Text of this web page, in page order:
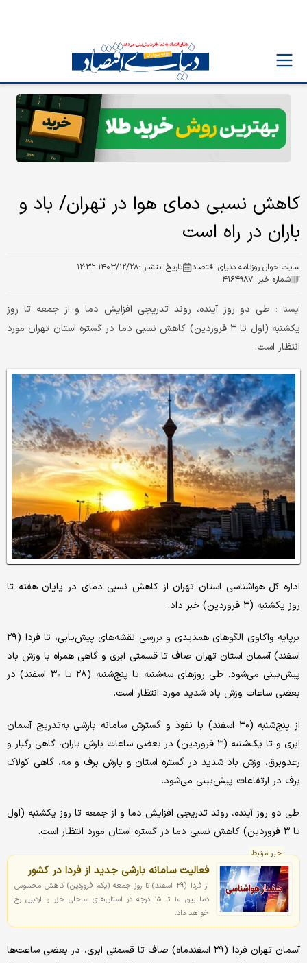
کاهش نسبی دمای هوا در تهران/ باد و
باران در راه است
سایت خوان روزنامه دنیای اقتصاد تاریخ انتشار :۱۴۰۳/۱۲/۲۸ ۱۲:۳۲
شماره خبر :۴۱۶۴۹۸۷
ایسنا : طی دو روز آینده، روند تدریجی افزایش دما و از جمعه تا روز
یکشنبه (اول تا ۳ فروردین) کاهش نسبی دما در گستره استان تهران مورد
انتظار است.
اداره کل هواشناسی استان تهران از کاهش نسبی دمای در پایان هفته تا
روز یکشنبه (۳ فروردین) خبر داد.
برپایه واکاوی الگوهای همدیدی و بررسی نقشه‌های پیش‌یابی، تا فردا (۲۹
اسفند) آسمان استان تهران صاف تا قسمتی ابری و گاهی همراه با وزش باد
پیش‌بینی می‌شود. طی روزهای سه‌شنبه تا پنج‌شنبه (۲۸ تا ۳۰ اسفند) در
بعضی ساعات وزش باد شدید مورد انتظار است.
از پنج‌شنبه (۳۰ اسفند) با نفوذ و گسترش سامانه بارشی به‌تدریج آسمان
ابری و تا یک‌شنبه (۳ فروردین) در بعضی ساعات بارش باران، گاهی رگبار و
رعدوبرق، وزش باد شدید در گستره استان و بارش برف و مه، گاهی کولاک
برف در ارتفاعات پیش‌بینی می‌شود.
طی دو روز آینده، روند تدریجی افزایش دما و از جمعه تا روز یکشنبه (اول
تا ۳ فروردین) کاهش نسبی دما در گستره استان مورد انتظار است.
خبر مرتبط
فعالیت سامانه بارشی جدید از فردا در کشور
از فردا (۲۹ اسفند) تا روز جمعه (یکم فروردین) کاهش محسوس
دما بین ۱۰ تا ۱۵ درجه در استان‌های ساحلی خزر و اردبیل رخ
خواهد داد.
آسمان تهران فردا (۲۹ اسفندماه) صاف تا قسمتی ابری، در بعضی ساعت‌ها